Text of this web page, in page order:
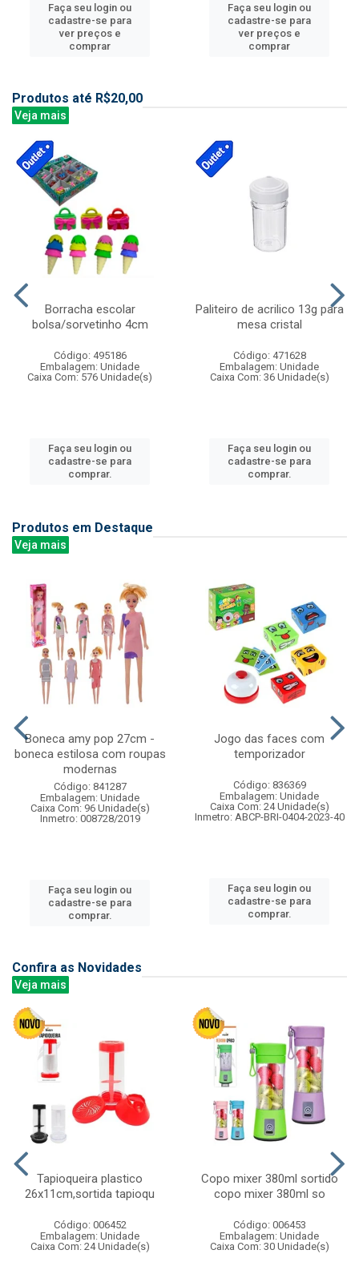
Faça seu login ou
cadastre-se para
ver preços e
comprar
Faça seu login ou
cadastre-se para
ver preços e
comprar
Produtos até R$20,00
Veja mais
Borracha escolar
bolsa/sorvetinho 4cm
Código: 495186
Embalagem: Unidade
Caixa Com: 576 Unidade(s)
Faça seu login ou
cadastre-se para
comprar.
Paliteiro de acrilico 13g para
mesa cristal
Código: 471628
Embalagem: Unidade
Caixa Com: 36 Unidade(s)
Faça seu login ou
cadastre-se para
comprar.
Produtos em Destaque
Veja mais
Boneca amy pop 27cm -
boneca estilosa com roupas
modernas
Código: 841287
Embalagem: Unidade
Caixa Com: 96 Unidade(s)
Inmetro: 008728/2019
Faça seu login ou
cadastre-se para
comprar.
Jogo das faces com
temporizador
Código: 836369
Embalagem: Unidade
Caixa Com: 24 Unidade(s)
Inmetro: ABCP-BRI-0404-2023-40
Faça seu login ou
cadastre-se para
comprar.
Confira as Novidades
Veja mais
Tapioqueira plastico
26x11cm,sortida tapioqu
Código: 006452
Embalagem: Unidade
Caixa Com: 24 Unidade(s)
Copo mixer 380ml sortido
copo mixer 380ml so
Código: 006453
Embalagem: Unidade
Caixa Com: 30 Unidade(s)